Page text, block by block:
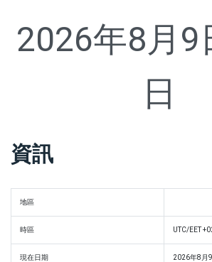
2026年8月9
日
資訊
地區
時區 UTC/EET
現在日期 2026年8月